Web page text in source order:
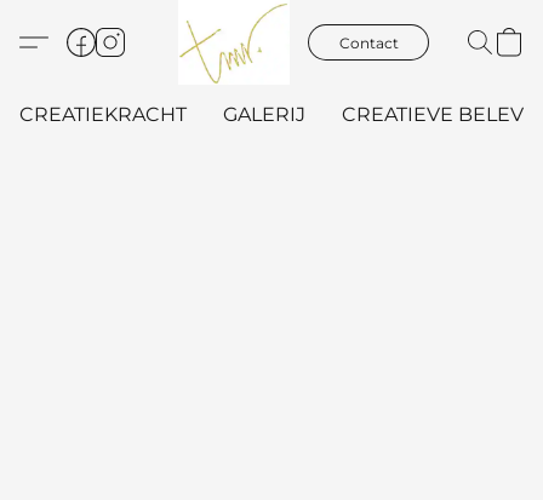
Contact
CREATIEKRACHT GALERIJ CREATIEVE